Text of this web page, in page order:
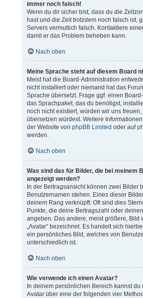
immer noch falsch!
Wenn du dir sicher bist, dass du die
hast und die Zeit trotzdem noch falsch ist,
Servers vermutlich falsch. Kontaktiere
damit er das Problem beheben kann.
Nach oben
Meine Sprache steht auf diesem Board
Meist hat die Board-Administration
nicht installiert oder niemand hat das
Sprache übersetzt. Frage ggf. einen
das Sprachpaket, das du benötigst,
noch nicht existiert, würden wir uns
übersetzen würdest. Weitere
der Website von phpBB Limited oder auf
werden.
Nach oben
Was sind das für Bilder, die bei meinem
angezeigt werden?
In der Beitragsansicht können zwei Bilder
Benutzernamen stehen. Eines dieser
deinem Rang verknüpft: Oft sind dies
Punkte, die deine Beitragszahl oder
angeben. Das andere, meist größere, Bild
„Avatar“ bezeichnet. Es handelt sich
ein persönliches Bild, welches von
unterschiedlich ist.
Nach oben
Wie verwende ich einen Avatar?
In deinem persönlichen Bereich kannst du
Avatar über eine der folgenden vier